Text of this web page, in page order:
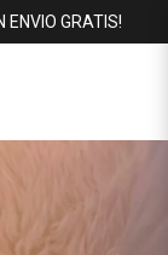
ENVIO GRATIS!